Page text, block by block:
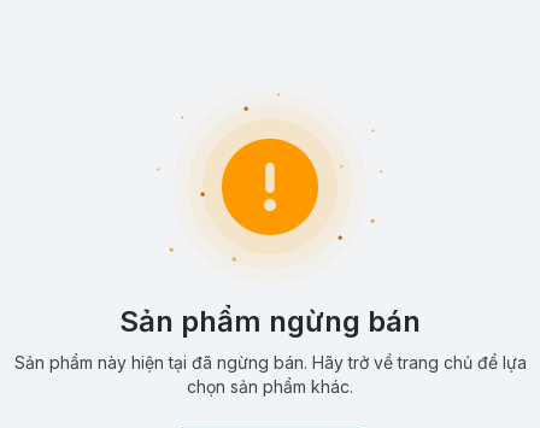
Sản phẩm ngừng bán
Sản phẩm này hiện tại đã ngừng bán. Hãy trở về trang chủ để lựa
chọn sản phẩm khác.